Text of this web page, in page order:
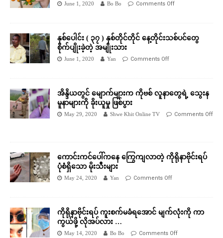
June 1, 2020 Bo Bo Comments Off
နှစ်ပေါင်း ( ၃၇ ) နှစ်တိုင်တိုင် နေ့တိုင်းသစ်ပင်တွေ
စိုက်ပျိုးခဲ့တဲ့ အမျိုးသား
June 1, 2020 Yan Comments Off
အိန္ဒိယတွင် မျောက်များက ကိုဗစ် လူနာတွေရဲ့ သွေးန
မူနာများကို ခိုးယူမှု ဖြစ်ပွား
May 29, 2020 Shwe Khit Online TV Comments Off
ကောင်းကင်ပေါ်ကနေ ကြွေကျလာတဲ့ ကိုရိုနာဗိုင်းရပ်
ပုံစံရှိသော မိုးသီးများ
May 24, 2020 Yan Comments Off
ကိုရိုနာဗိုင်းရပ် ကူးစက်မခံရအောင် မျက်လုံးကို ကာ
ကွယ်ဖို့ လိုအပ်လား …
May 14, 2020 Bo Bo Comments Off